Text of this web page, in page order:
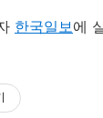
한국일보에